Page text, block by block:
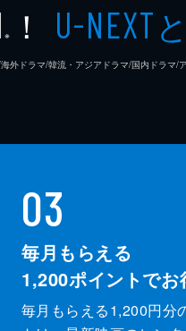
※ ！ U-NEXT
ドラマ/韓流・アジアドラマ/国内ドラマ/
03
毎月もらえる
1,200ポイントでお
毎月もらえる1,200円分